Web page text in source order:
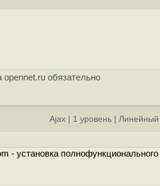
opennet.ru обязательно
Ajax 1 уровень Линейный
- установка полнофункционального